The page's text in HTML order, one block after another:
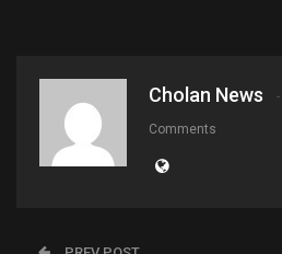
Cholan News
Comments